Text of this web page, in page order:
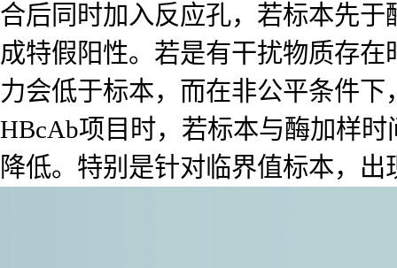
合后同时加入反应孔，若标本先
成特假阳性。若是有干扰物质存
力会低于标本，而在非公平条件
HBcAb项目时，若标本与酶加样
降低。特别是针对临界值标本，出